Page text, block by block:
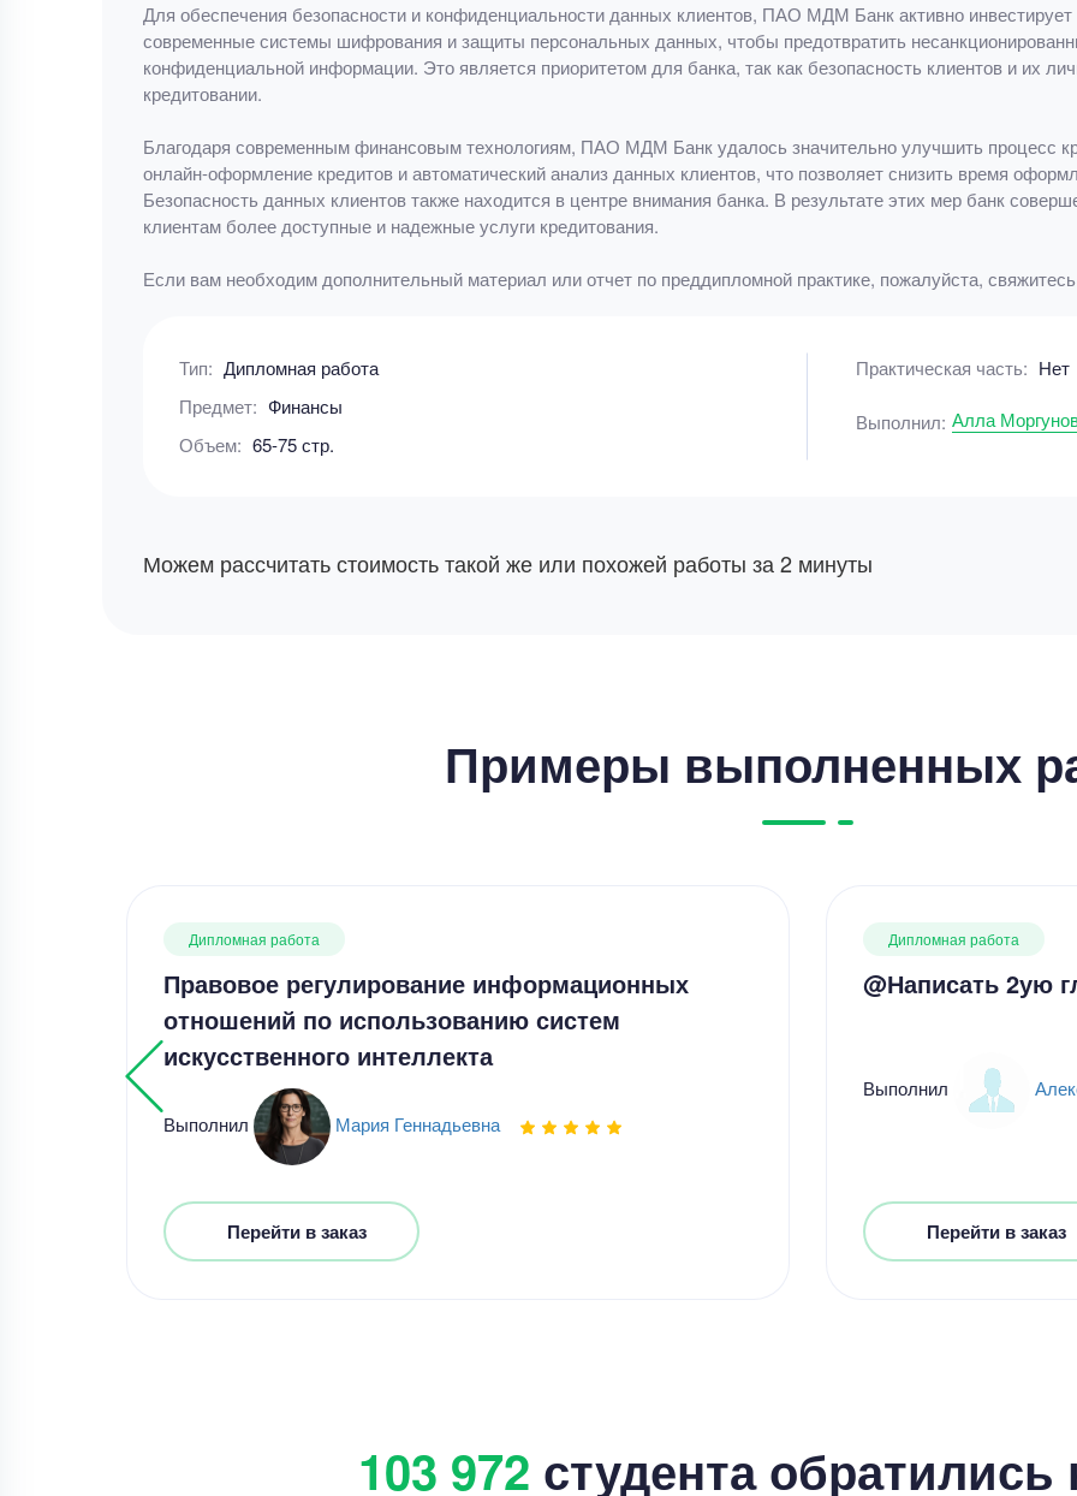
Для обеспечения безопасности и конфиденциальности данных клиентов, ПАО МДМ Банк активно инвестирует
современные системы шифрования и защиты персональных данных, чтобы предотвратить
конфиденциальной информации. Это является приоритетом для банка, так как безопасность клиентов и их
кредитовании.
Благодаря современным финансовым технологиям, ПАО МДМ Банк удалось значительно улучшить процесс
онлайн-оформление кредитов и автоматический анализ данных клиентов, что позволяет снизить время
Безопасность данных клиентов также находится в центре внимания банка. В результате этих мер банк
клиентам более доступные и надежные услуги кредитования.
Если вам необходим дополнительный материал или отчет по преддипломной практике, пожалуйста,
Тип: Дипломная работа
Предмет: Финансы
Объем: 65-75 стр.
Практическая часть: Нет
Выполнил: Алла
Можем рассчитать стоимость такой же или похожей работы за 2 минуты
Примеры выполненных
Дипломная работа
Правовое регулирование информационных
отношений по использованию систем
искусственного интеллекта
Выполнил Мария Геннадьевна
Перейти в заказ
Дипломная работа
@Написать 2ую
Выполнил
Перейти в заказ
103 972 студента обратились